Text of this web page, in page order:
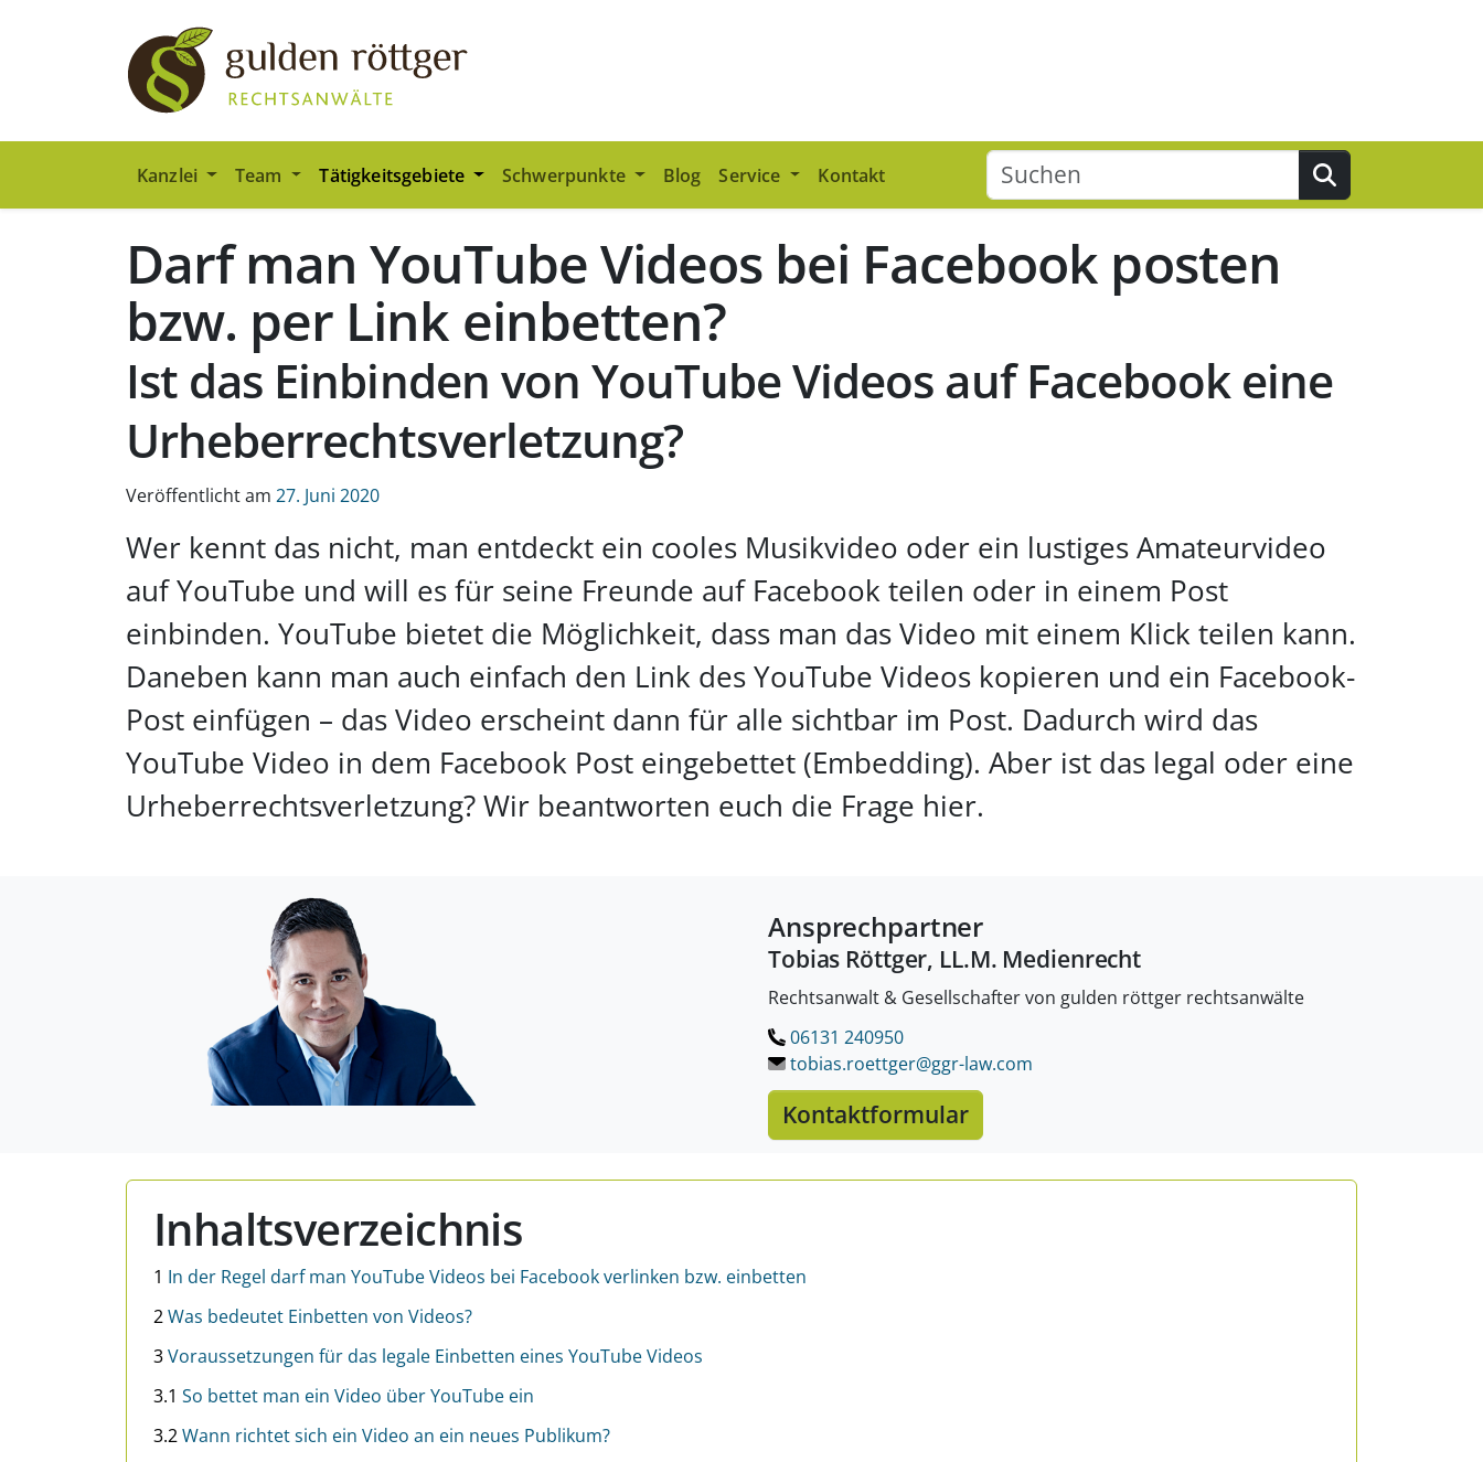
Kanzlei Team Tätigkeitsgebiete Schwerpunkte Blog Service Kontakt
Suchen
Darf man YouTube Videos bei Facebook posten
bzw. per Link einbetten?
Ist das Einbinden von YouTube Videos auf Facebook eine
Urheberrechtsverletzung?
Veröffentlicht am 27. Juni 2020
Wer kennt das nicht, man entdeckt ein cooles Musikvideo oder ein lustiges Amateurvideo
auf YouTube und will es für seine Freunde auf Facebook teilen oder in einem Post
einbinden. YouTube bietet die Möglichkeit, dass man das Video mit einem Klick teilen kann.
Daneben kann man auch einfach den Link des YouTube Videos kopieren und ein Facebook-
Post einfügen – das Video erscheint dann für alle sichtbar im Post. Dadurch wird das
YouTube Video in dem Facebook Post eingebettet (Embedding). Aber ist das legal oder eine
Urheberrechtsverletzung? Wir beantworten euch die Frage hier.
Ansprechpartner
Tobias Röttger, LL.M. Medienrecht
Rechtsanwalt & Gesellschafter von gulden röttger rechtsanwälte
06131 240950
tobias.roettger@ggr-law.LÖSCHEN.
com
Kontaktformular
Inhaltsverzeichnis
1 In der Regel darf man YouTube Videos bei Facebook verlinken bzw. einbetten
2Was bedeutet Einbetten von Videos?
3Voraussetzungen für das legale Einbetten eines YouTube Videos
3.1 So bettet man ein Video über YouTube ein
3.2Wann richtet sich ein Video an ein neues Publikum?